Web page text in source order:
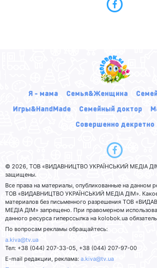
Я - мама Семья&Женщина
Игры&HandMade
Семейный доктор
Совершенно декретно
© 2026, ТОВ «ВИДАВНИЦТВО УКРАЇНСЬКИЙ МЕДІА
защищены.
Все права на материалы, опубликованные на данном
ТОВ «ВИДАВНИЦТВО УКРАЇНСЬКИЙ МЕДІА ДІМ».
материалов без письменного разрешения ТОВ
МЕДІА ДІМ» запрещено. При правомерном
данного ресурса гиперссылка на kolobok.ua
По вопросам рекламы обращайтесь:
a.kiva@tv.ua
Тел: +38 (044) 207-33-05, +38 (044) 207-97-00
E-mail редакции, реклама: a.kiva@tv.ua